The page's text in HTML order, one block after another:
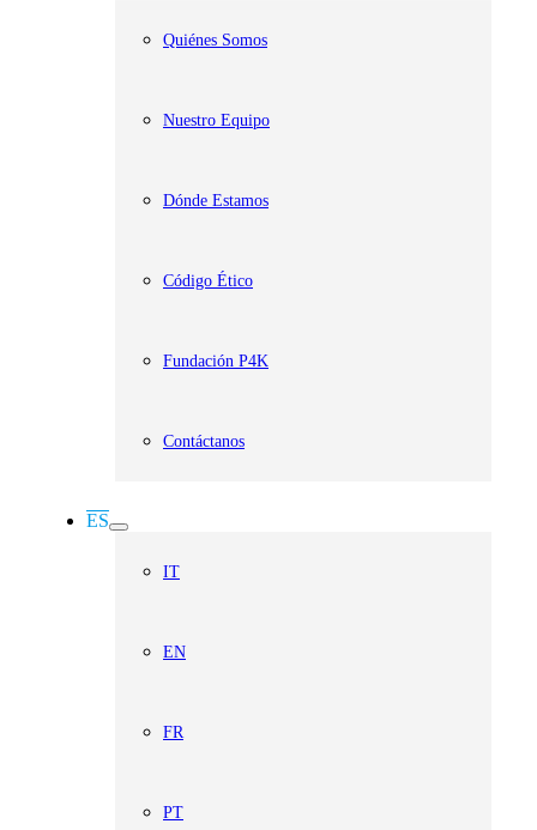
Quiénes Somos
Nuestro Equipo
Dónde Estamos
Código Ético
Fundación P4K
Contáctanos
ES
IT
EN
FR
PT